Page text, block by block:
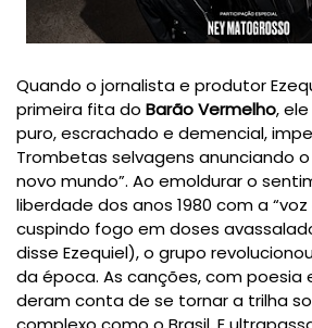
Quando o jornalista e produtor
primeira fita do Barão Vermelho,
puro, escrachado e demencial,
Trombetas selvagens anunciando
novo mundo”. Ao emoldurar o
liberdade dos anos 1980 com a
cuspindo fogo em doses
disse Ezequiel), o grupo
da época. As canções, com poesia
deram conta de se tornar a trilha